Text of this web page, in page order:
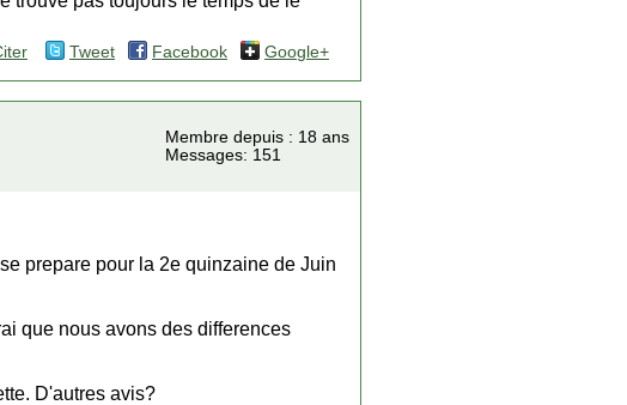
Tweet Facebook Google+
Membre depuis : 18 ans
Messages: 151
prepare pour la 2e quinzaine de Juin
que nous avons des differences
D'autres avis?